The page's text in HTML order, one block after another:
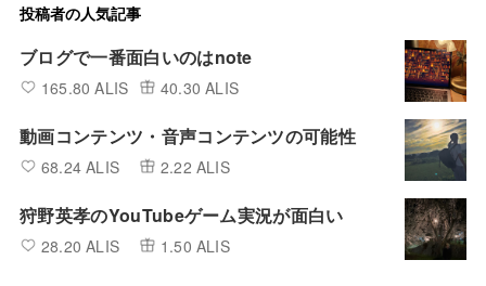
投稿者の人気記事
ブログで一番面白いのはnote
165.80 ALIS 40.30 ALIS
動画コンテンツ・音声コンテンツの可能性
68.24 ALIS 2.22 ALIS
狩野英孝のYouTubeゲーム実況が面白い
28.20 ALIS 1.50 ALIS